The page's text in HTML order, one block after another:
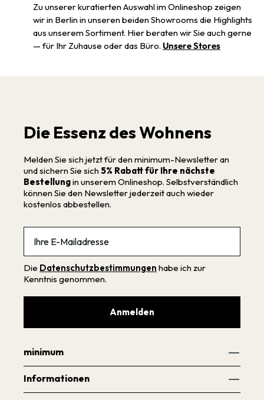
Zu unserer kuratierten Auswahl im Onlineshop zeigen
wir in Berlin in unseren beiden Showrooms die Highlights
aus unserem Sortiment. Hier beraten wir Sie auch gerne
— für Ihr Zuhause oder das Büro. Unsere Stores
Die Essenz des Wohnens
Melden Sie sich jetzt für den minimum-Newsletter an
und sichern Sie sich 5% Rabatt für Ihre nächste
Bestellungin unserem Onlineshop. Selbstverständlich
können Sie den Newsletter jederzeit auch wieder
kostenlos abbestellen.
Die Datenschutzbestimmungen habe ich zur
Kenntnis genommen.
Anmelden
minimum
Informationen